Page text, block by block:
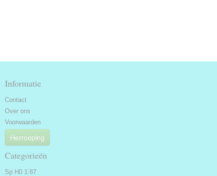
Informatie
Contact
Over ons
Voorwaarden
Herroeping
Categorieën
Sp H0 1:87